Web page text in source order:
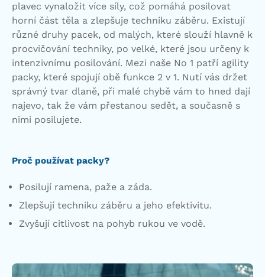
plavec vynaložit více síly, což pomáhá posilovat
horní část těla a zlepšuje techniku záběru. Existují
různé druhy pacek, od malých, které slouží hlavně k
procvičování techniky, po velké, které jsou určeny k
intenzivnímu posilování. Mezi naše No 1 patří agility
packy, které spojují obě funkce 2 v 1. Nutí vás držet
správný tvar dlaně, při malé chybě vám to hned dají
najevo, tak že vám přestanou sedět, a současně s
nimi posilujete.
Proč používat packy?
Posilují ramena, paže a záda.
Zlepšují techniku záběru a jeho efektivitu.
Zvyšují citlivost na pohyb rukou ve vodě.